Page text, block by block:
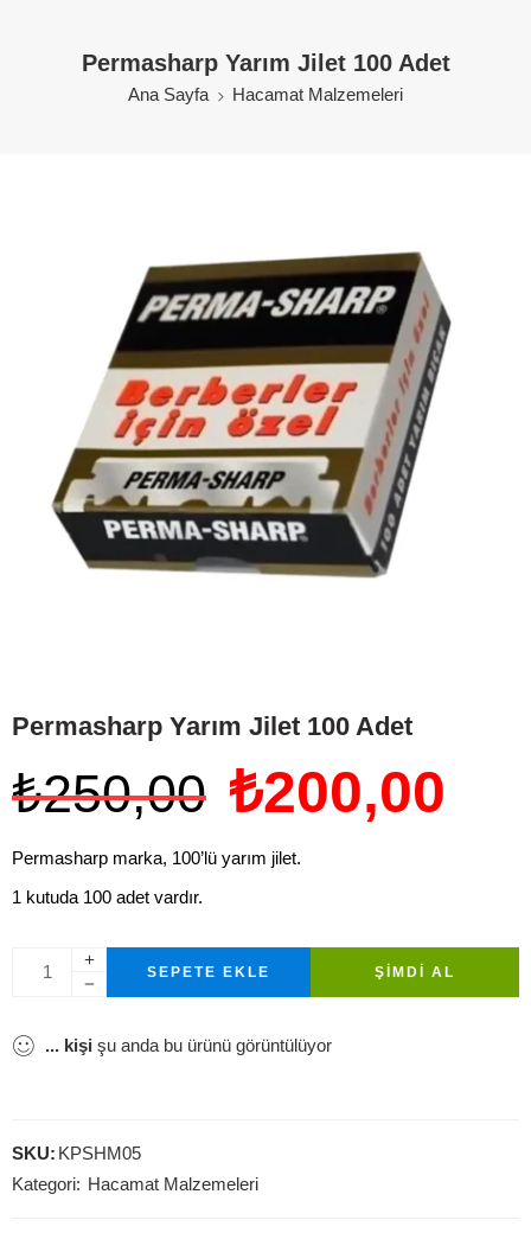
Permasharp Yarım Jilet 100 Adet
Ana Sayfa Hacamat Malzemeleri
Permasharp Yarım Jilet 100 Adet
₺250,00 ₺200,00
Permasharp marka, 100’lü yarım jilet.
1 kutuda 100 adet vardır.
SEPETE EKLE ŞIMDI AL
... kişi şu anda bu ürünü görüntülüyor
SKU: KPSHM05
Kategori: Hacamat Malzemeleri